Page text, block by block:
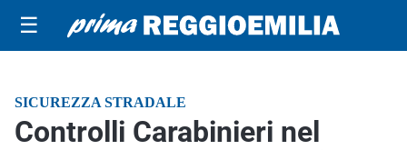
☰
SICUREZZA STRADALE
Controlli Carabinieri nel